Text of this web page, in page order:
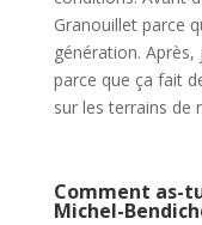
Granouillet parce
génération.
parce que ça fait
sur les terrains de
Comment as-
Michel-